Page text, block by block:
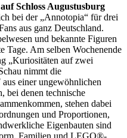
Schloss Augustusburg
bei der „Annotopia“ für drei
aus ganz Deutschland.
und bekannte Figuren
Tage. Am selben Wochenende
„Kuriositäten auf zwei
nimmt die
einer ungewöhnlichen
bei denen technische
stehen dabei
und Proportionen,
Eigenbauten sind
Familien und LEGO®-